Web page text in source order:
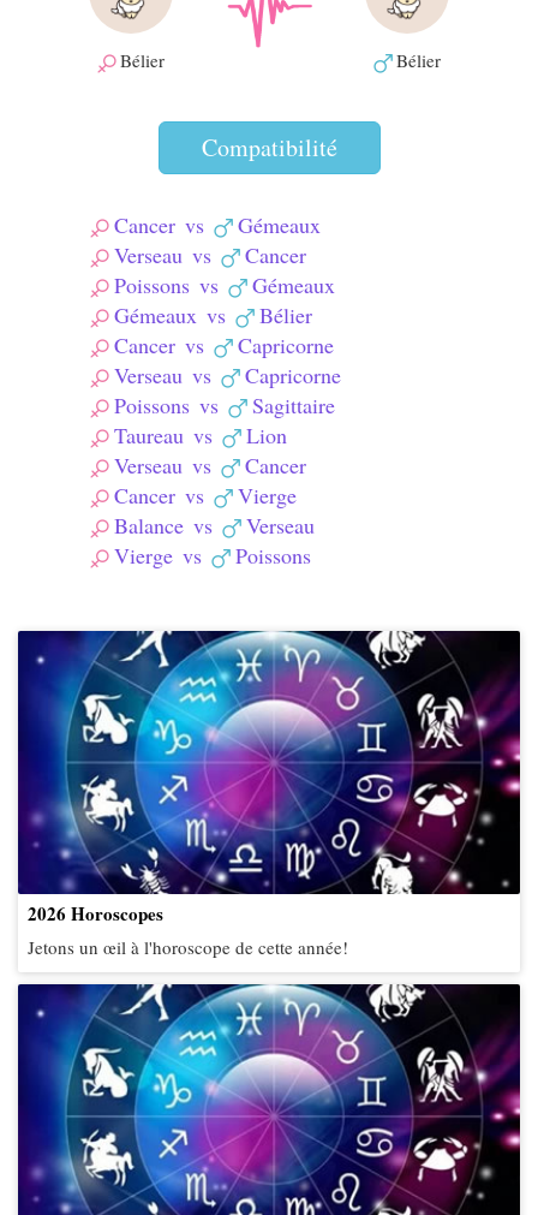
Bélier Bélier
Compatibilité
Cancer vs
Gémeaux
Verseau vs
Cancer
Poissons vs
Gémeaux
Gémeaux vs
Bélier
Cancer vs
Capricorne
Verseau vs
Capricorne
Poissons vs
Sagittaire
Taureau vs
Lion
Verseau vs
Cancer
Cancer vs
Vierge
Balance vs
Verseau
Vierge vs Poissons
2026 Horoscopes
Jetons un œil à l'horoscope de cette année!